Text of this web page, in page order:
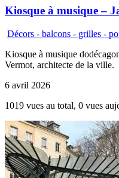
Kiosque à musique –
Décors - balcons - grilles -
Kiosque à musique
Vermot, architecte de la ville.
6 avril 2026
1019 vues au total, 0 vues